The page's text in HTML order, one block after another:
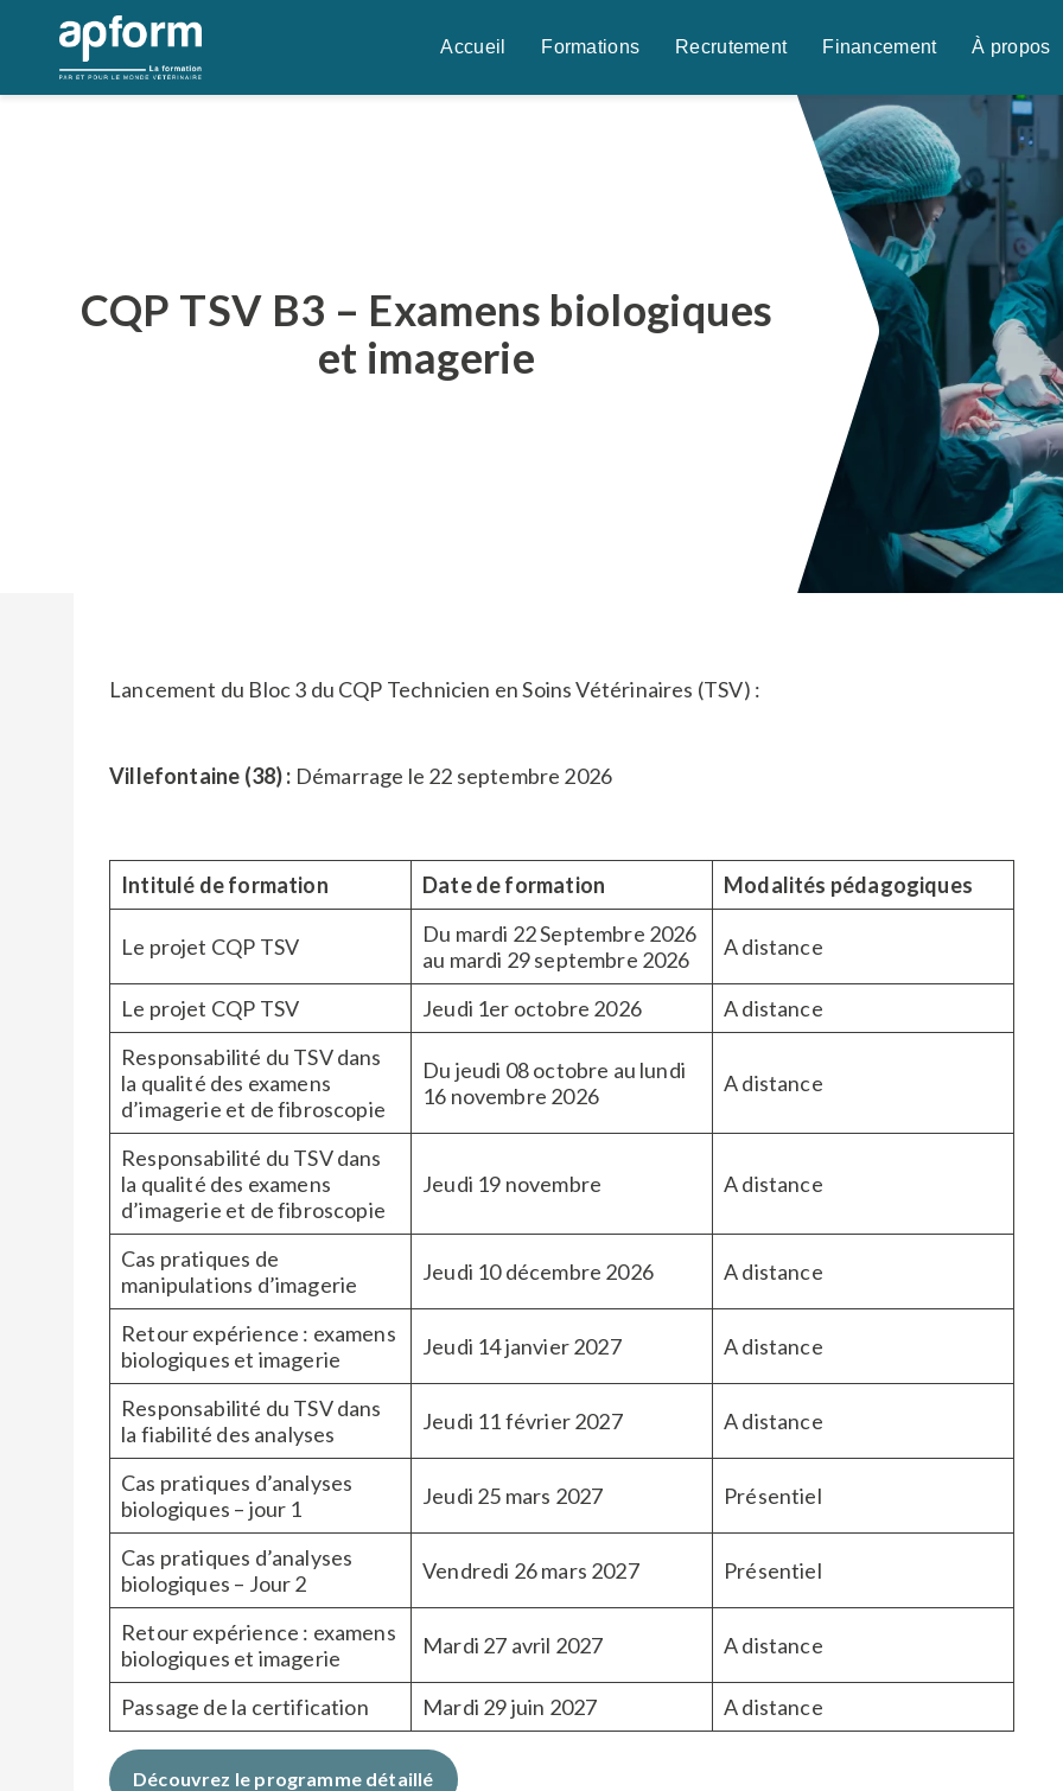
contenu
Accueil Formations Recrutement Financement À propos
CQP TSV B3 – Examens biologiques
et imagerie
Lancement du Bloc 3 du CQP Technicien en Soins Vétérinaires (TSV) :
Villefontaine (38) : Démarrage le 22 septembre 2026
Intitulé de formation Date de formation Modalités pédagogiques
Le projet CQP TSV
Du mardi 22 Septembre 2026
au mardi 29 septembre 2026
A distance
Le projet CQP TSV Jeudi 1er octobre 2026
A distance
Responsabilité du TSV dans
la qualité des examens
d’imagerie et de fibroscopie
Du jeudi 08 octobre au lundi
16 novembre 2026
A distance
Responsabilité du TSV dans
la qualité des examens
d’imagerie et de fibroscopie
Jeudi 19 novembre A distance
Cas pratiques de
manipulations d’imagerie
Jeudi 10 décembre 2026 A distance
Retour expérience : examens
biologiques et imagerie
Jeudi 14 janvier 2027 A distance
Responsabilité du TSV dans
la fiabilité des analyses
Jeudi 11 février 2027 A distance
Cas pratiques d’analyses
biologiques – jour 1
Jeudi 25 mars 2027 Présentiel
Cas pratiques d’analyses
biologiques – Jour 2
Vendredi 26 mars 2027 Présentiel
Retour expérience : examens
biologiques et imagerie
Mardi 27 avril 2027 A distance
Passage de la certification Mardi 29 juin 2027 A distance
Découvrez le programme détaillé